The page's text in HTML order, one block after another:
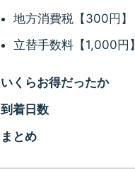
地方消費税【300円】
立替手数料【1,000円】
いくらお得だったか
到着日数
まとめ